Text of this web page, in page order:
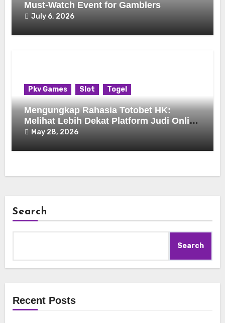
Must-Watch Event for Gamblers
July 6, 2026
Pkv Games Slot Togel
Mengungkap Rahasia Totobet HK:
Melihat Lebih Dekat Platform Judi Online
Populer
May 28, 2026
Search
Search
Recent Posts